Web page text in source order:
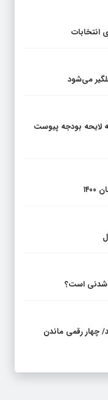
انتخابات
می‌شود
به لایحه بودجه پیوست
چهار رقمی ماندن